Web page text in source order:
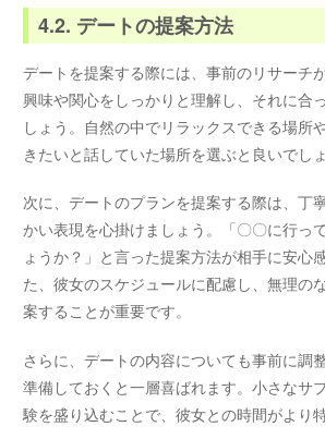
4.2. デートの提案方法
デートを提案する際には、事前のリサーチ
興味や関心をしっかりと理解し、それに合
しょう。自然の中でリラックスできる場所
きたいと話していた場所を選ぶと良いでしょ
次に、デートのプランを提案する際は、丁
かい表現を心掛けましょう。「〇〇に行っ
ょうか？」と言った提案方法が相手に安心
た、彼女のスケジュールに配慮し、無理の
案することが重要です。
さらに、デートの内容についても事前に調
準備しておくと一層喜ばれます。小さなサ
験を盛り込むことで、彼女との時間がより